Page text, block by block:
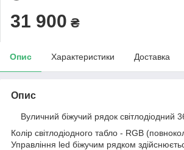
31 900 ₴
Опис Характеристики Доставка
Опис
Вуличний біжучий рядок світлодіодний
Колір світлодіодного табло - RGB
Управління led біжучим рядком